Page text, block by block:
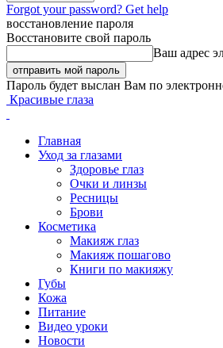
Forgot your password? Get help
восстановление пароля
Восстановите свой пароль
Ваш адрес
Пароль будет выслан Вам по
Красивые глаза
Главная
Уход за глазами
Здоровье глаз
Очки и линзы
Ресницы
Брови
Косметика
Макияж глаз
Макияж пошагово
Книги по макияжу
Губы
Кожа
Питание
Видео уроки
Новости